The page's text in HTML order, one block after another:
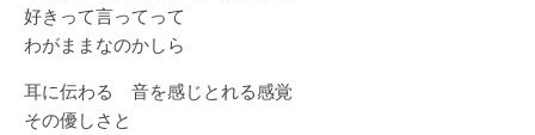
好きって言ってって
わがままなのかしら
耳に伝わる 音を感じとれる感覚
その優しさと